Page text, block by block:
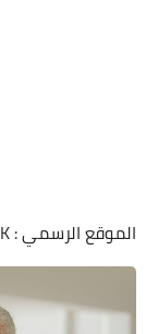
الموقع الرسمي : http://bit.ly/2SK1y2K